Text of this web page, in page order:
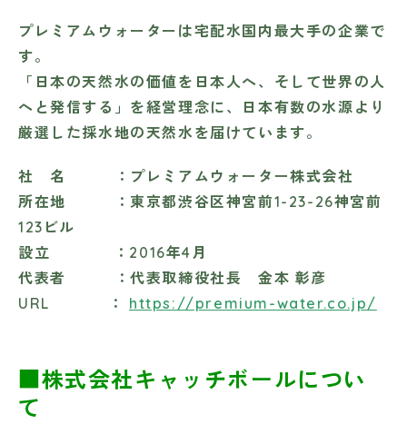
プレミアムウォーターは宅配水国内最大手の企業で
す。
「日本の天然水の価値を日本人へ、そして世界の人
へと発信する」を経営理念に、日本有数の水源より
厳選した採水地の天然水を届けています。
社 名 ：プレミアムウォーター株式会社
所在地 ：東京都渋谷区神宮前1-23-26神宮前
123ビル
設立 ：2016年4月
代表者 ：代表取締役社長 金本 彰彦
URL ：
https://premium-water.co.jp/
■株式会社キャッチボールについ
て